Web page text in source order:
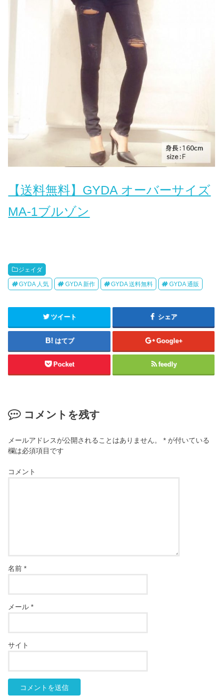
【送料無料】GYDA オーバーサイズ
MA-1ブルゾン
ジェイダ
GYDA 人気 GYDA 新作 GYDA 送料無料 GYDA 通販
ツイート シェア
はてブ Google+
Pocket feedly
コメントを残す
メールアドレスが公開されることはありません。 * が付いている
欄は必須項目です
コメント
名前*
メール*
サイト